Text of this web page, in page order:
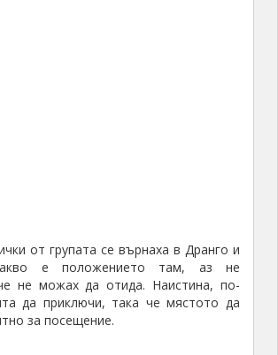
от групата се върнаха в Дранго и
е положението там, аз не
не можах да отида. Наистина, по-
да приключи, така че мястото да
за посещение.